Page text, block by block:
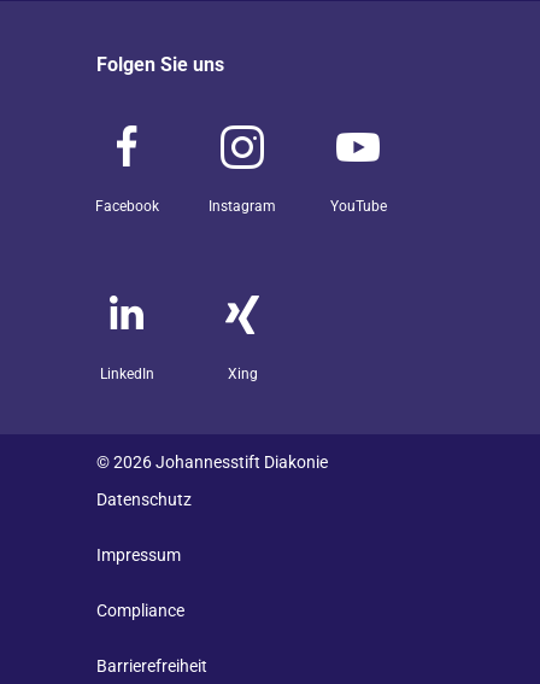
Folgen Sie uns
Facebook Instagram YouTube
LinkedIn Xing
© 2026 Johannesstift Diakonie
Datenschutz
Impressum
Compliance
Barrierefreiheit